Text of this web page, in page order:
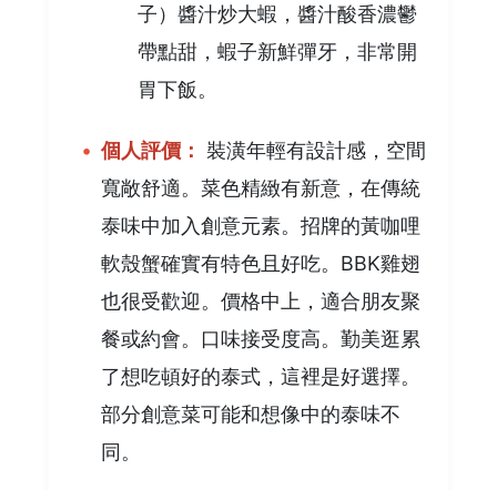
子）醬汁炒大蝦，醬汁酸香濃鬱
帶點甜，蝦子新鮮彈牙，非常開
胃下飯。
個人評價：
裝潢年輕有設計感，空間
寬敞舒適。菜色精緻有新意，在傳統
泰味中加入創意元素。招牌的黃咖哩
軟殼蟹確實有特色且好吃。BBK雞翅
也很受歡迎。價格中上，適合朋友聚
餐或約會。口味接受度高。勤美逛累
了想吃頓好的泰式，這裡是好選擇。
部分創意菜可能和想像中的泰味不
同。